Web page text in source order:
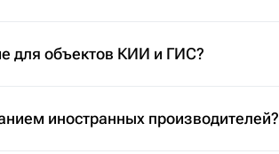
для объектов КИИ и ГИС?
иностранных производителей?